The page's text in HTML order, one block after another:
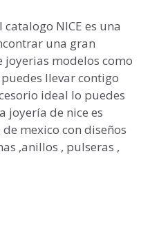
NICE es una
una gran
modelos como
llevar contigo
ideal lo puedes
joyería de nice es
mexico con diseños
,anillos , pulseras ,